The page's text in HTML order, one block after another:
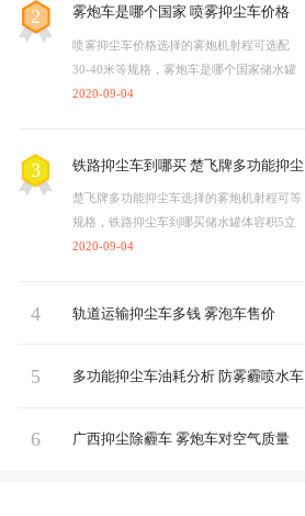
2 雾炮车是哪个国家 喷雾抑尘车价格
喷雾抑尘车价格选择的雾炮机射程可选配
30-40米等规格，雾炮车是哪个国家储水罐
体容积5立方，雾炮车具有洒水车的全部功
2020-09-04
3
铁路抑尘车到哪买 楚飞牌多功能抑尘
车
楚飞牌多功能抑尘车选择的雾炮机射程可等
规格，铁路抑尘车到哪买储水罐体容积5立
方，雾炮车具有洒水车的全部功能：前冲、
2020-09-04
4 轨道运输抑尘车多钱 雾泡车售价
5 多功能抑尘车油耗分析 防雾霾喷水车
6 广西抑尘除霾车 雾炮车对空气质量